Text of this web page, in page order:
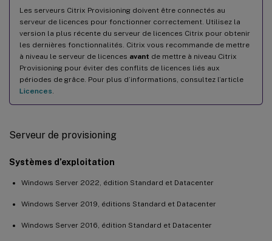
Les serveurs Citrix Provisioning doivent être connectés au
serveur de licences pour fonctionner correctement. Utilisez la
version la plus récente du serveur de licences Citrix pour obtenir
les dernières fonctionnalités. Citrix vous recommande de mettre
à niveau le serveur de licences avant de mettre à niveau Citrix
Provisioning pour éviter des conflits de licences liés aux
périodes de grâce. Pour plus d’informations, consultez l’article
Licences
Serveur de provisioning
Systèmes d’exploitation
Windows Server 2022, édition Standard et Datacenter
Windows Server 2019, éditions Standard et Datacenter
Windows Server 2016, édition Standard et Datacenter